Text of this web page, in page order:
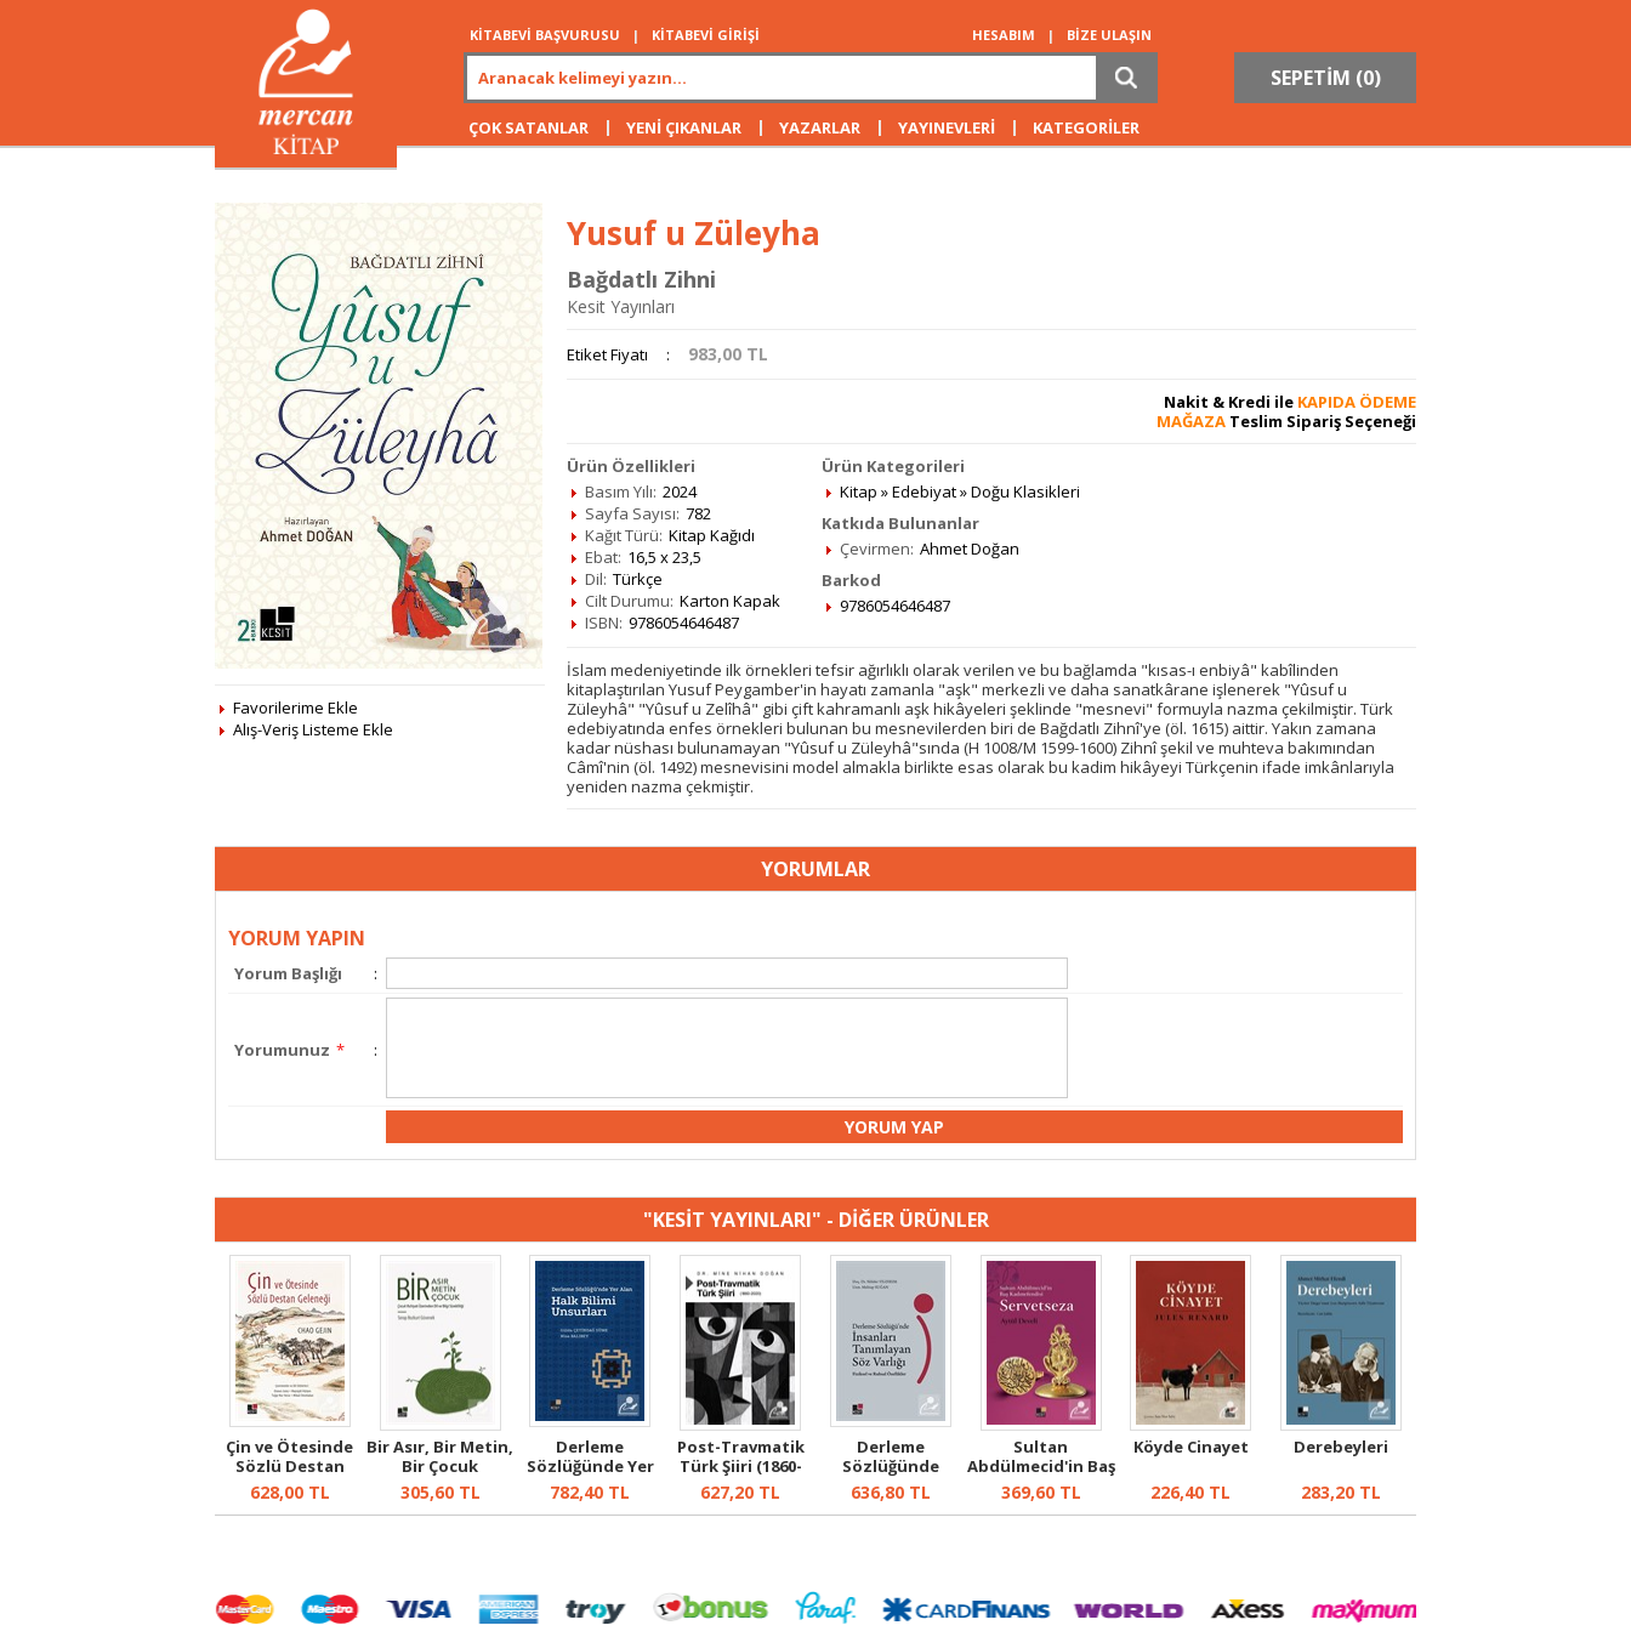
KİTABEVİ BAŞVURUSU | KİTABEVİ GİRİŞİ HESABIM | BİZE ULAŞIN
SEPETİM (0)
ÇOK SATANLAR | YENİ ÇIKANLAR | YAZARLAR | YAYINEVLERİ | KATEGORİLER
Favorilerime Ekle
Alış-Veriş Listeme Ekle
Yusuf u Züleyha
Bağdatlı Zihni
Kesit Yayınları
Etiket Fiyatı : 983,00 TL
Nakit & Kredi ile KAPIDA ÖDEME
MAĞAZA Teslim Sipariş Seçeneği
Ürün Özellikleri
Basım Yılı: 2024
Sayfa Sayısı: 782
Kağıt Türü: Kitap Kağıdı
Ebat: 16,5 x 23,5
Dil: Türkçe
Cilt Durumu: Karton Kapak
ISBN: 9786054646487
Ürün Kategorileri
Kitap »Edebiyat»Doğu Klasikleri
Katkıda Bulunanlar
Çevirmen: Ahmet Doğan
Barkod
9786054646487
İslam medeniyetinde ilk örnekleri tefsir ağırlıklı olarak verilen ve bu bağlamda "kısas-ı enbiyâ" kabîlinden
kitaplaştırılan Yusuf Peygamber'in hayatı zamanla "aşk" merkezli ve daha sanatkârane işlenerek "Yûsuf u
Züleyhâ" "Yûsuf u Zelîhâ" gibi çift kahramanlı aşk hikâyeleri şeklinde "mesnevi" formuyla nazma çekilmiştir. Türk
edebiyatında enfes örnekleri bulunan bu mesnevilerden biri de Bağdatlı Zihnî'ye (öl. 1615) aittir. Yakın zamana
kadar nüshası bulunamayan "Yûsuf u Züleyhâ"sında (H 1008/M 1599-1600) Zihnî şekil ve muhteva bakımından
Câmî'nin (öl. 1492) mesnevisini model almakla birlikte esas olarak bu kadim hikâyeyi Türkçenin ifade imkânlarıyla
yeniden nazma çekmiştir.
YORUMLAR
YORUM YAPIN
Yorum Başlığı :
Yorumunuz * :
"KESİT YAYINLARI" - DİĞER ÜRÜNLER
Çin ve Ötesinde
Sözlü Destan
Geleneği
628,00TL
Bir Asır, Bir Metin,
Bir Çocuk
305,60TL
Derleme
Sözlüğünde Yer
Alan Halk Bilimi ...
782,40 TL
Post-Travmatik
Türk Şiiri (1860-
2020)
627,20 TL
Derleme
Sözlüğünde
İnsanları
Tanımlayan ...
636,80TL
Sultan
Abdülmecid'in Baş
Kadınefendisi S...
369,60TL
Köyde Cinayet
226,40 TL
Derebeyleri
283,20 TL